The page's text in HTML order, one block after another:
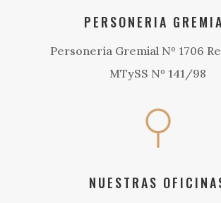
PERSONERIA
Personería Gremial Nº 1706
MTySS Nº 141/98
NUESTRAS